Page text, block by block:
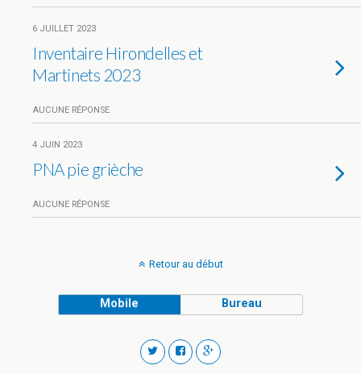
6 JUILLET 2023
Inventaire Hirondelles et
Martinets 2023
AUCUNE RÉPONSE
4 JUIN 2023
PNA pie grièche
AUCUNE RÉPONSE
Retour au début
Mobile Bureau